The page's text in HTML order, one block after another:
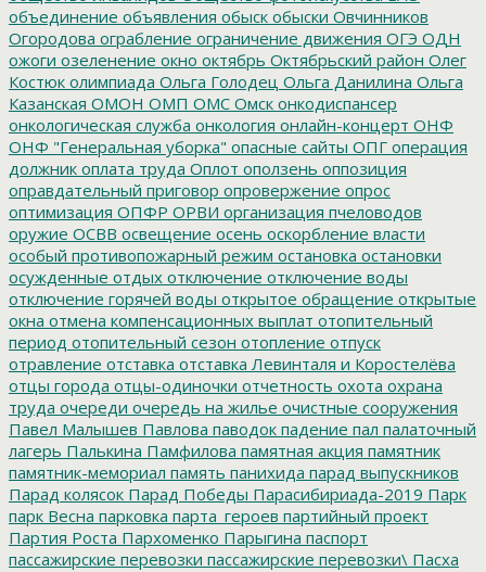
объединение объявления обыск обыски Овчинников
Огородова ограбление ограничение движения ОГЭ ОДН
ожоги озеленение окно октябрь Октябрьский район Олег
Костюк олимпиада Ольга Голодец Ольга Данилина Ольга
Казанская ОМОН ОМП ОМС Омск онкодиспансер
онкологическая служба онкология онлайн-концерт ОНФ
ОНФ "Генеральная уборка" опасные сайты ОПГ операция
должник оплата труда Оплот оползень оппозиция
оправдательный приговор опровержение опрос
оптимизация ОПФР ОРВИ организация пчеловодов
оружие ОСВВ освещение осень оскорбление власти
особый противопожарный режим остановка остановки
осужденные отдых отключение отключение воды
отключение горячей воды открытое обращение открытые
окна отмена компенсационных выплат отопительный
период отопительный сезон отопление отпуск
отравление отставка отставка Левинталя и Коростелёва
отцы города отцы-одиночки отчетность охота охрана
труда очереди очередь на жилье очистные сооружения
Павел Малышев Павлова паводок падение пал палаточный
лагерь Палькина Памфилова памятная акция памятник
памятник-мемориал память панихида парад выпускников
Парад колясок Парад Победы Парасибириада-2019 Парк
парк Весна парковка парта_героев партийный проект
Партия Роста Пархоменко Парыгина паспорт
пассажирские перевозки пассажирские перевозки\ Пасха